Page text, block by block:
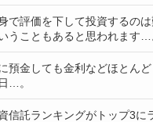
で評価を下して投資するの
うこともあると思われます…
預金しても金利などほとん
…。
資信託ランキングがトップ3に